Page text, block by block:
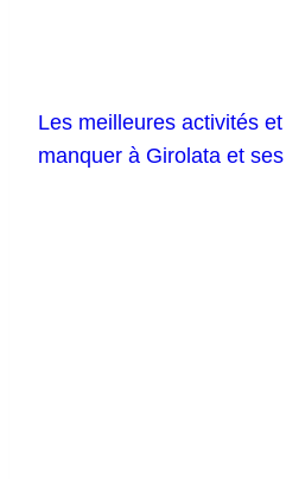
Les meilleures activités
manquer à Girolata et